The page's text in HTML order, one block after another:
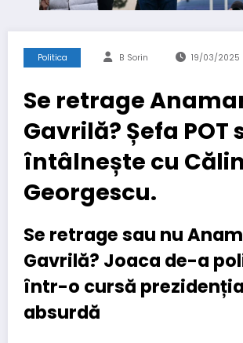
Politica B Sorin 19/03/2025
Se retrage
Gavrilă? Șefa POT
întâlnește cu Călin
Georgescu.
Se retrage sau nu
Gavrilă? Joaca de-a
într-o cursă
absurdă